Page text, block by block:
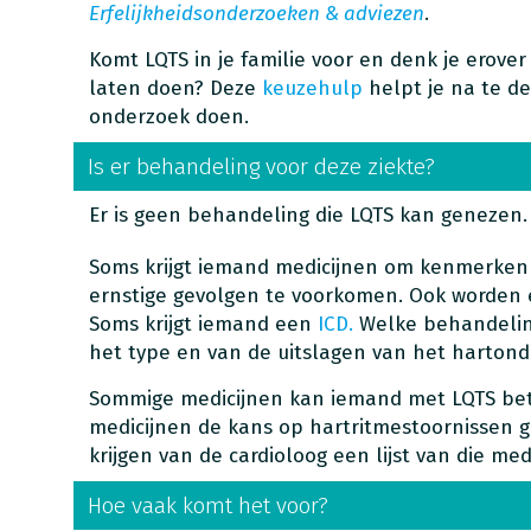
Erfelijkheidsonderzoeken & adviezen.
Komt LQTS in je familie voor en denk je
laten doen? Deze keuzehulp helpt je na te
onderzoek doen.
Is er behandeling voor deze ziekte?
Er is geen behandeling die LQTS kan genezen.
Soms krijgt iemand medicijnen om
ernstige gevolgen te voorkomen. Ook
Soms krijgt iemand een ICD. Welke
het type en van de uitslagen van het
Sommige medicijnen kan iemand met LQTS
medicijnen de kans op hartritmestoornissen
krijgen van de cardioloog een lijst van die
Hoe vaak komt het voor?